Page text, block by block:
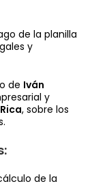
de la planilla
y
de Iván
y
, sobre los
de la